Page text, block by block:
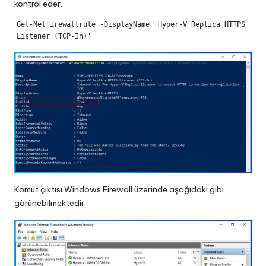
kontrol eder.
Get-Netfirewallrule -DisplayName 'Hyper-V Replica HTTPS
Listener (TCP-In)'
Komut çıktısı Windows Firewall üzerinde aşağıdaki gibi
görünebilmektedir.